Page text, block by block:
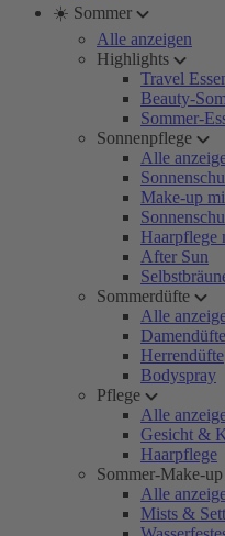
☀️ Sommer
Alle anzeigen
Highlights
Travel
Beauty-
Sommer-
Sonnenpflege
Alle
Make-up
Haarpflege
After Sun
Sommerdüfte
Alle
Damendüfte
Herrendüfte
Bodyspray
Pflege
Alle
Gesicht &
Haarpflege
Sommer-Make-
Alle
Mists &